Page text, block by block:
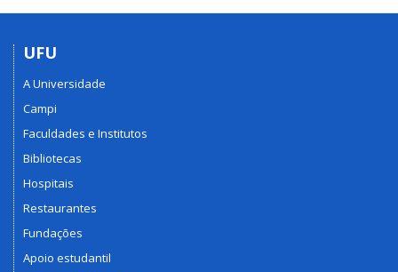
UFU
A Universidade
Campi
Faculdades e Institutos
Bibliotecas
Hospitais
Restaurantes
Fundações
Apoio estudantil